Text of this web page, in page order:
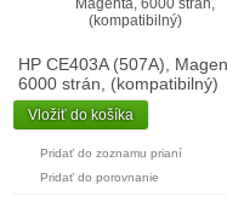
HP CE403A (507A),
6000 strán, (kompatibilný)
Vložiť do košíka
Pridať do zoznamu prianí
Pridať do porovnanie